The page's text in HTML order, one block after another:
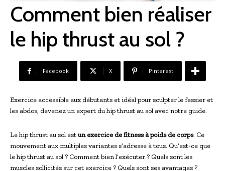
Comment bien réaliser
le hip thrust au sol ?
Facebook X Pinterest
Exercice accessible aux débutants et idéal pour sculpter le fessier et
les abdos, devenez un expert du hip thrust au sol avec notre guide.
Le hip thrust au sol estun exercice de fitness à poids de corps. Ce
mouvement aux multiples variantes s’adresse à tous. Qu’est-ce que
le hip thrust au sol ? Comment bien l’exécuter ? Quels sont les
muscles sollicités sur cet exercice ? Quels sont ses avantages ?